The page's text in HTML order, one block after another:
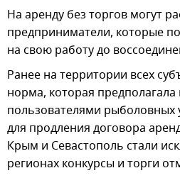
На аренду без торгов могут
предприниматели, которые
на свою работу до
Ранее на территории всех
норма, которая
пользователями рыболовных
для продления договора
Крым и Севастополь стали
регионах конкурсы и торги